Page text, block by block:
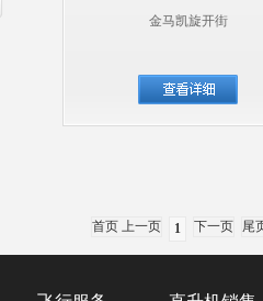
金马凯旋开街
首页 上一页 1 下一页 尾